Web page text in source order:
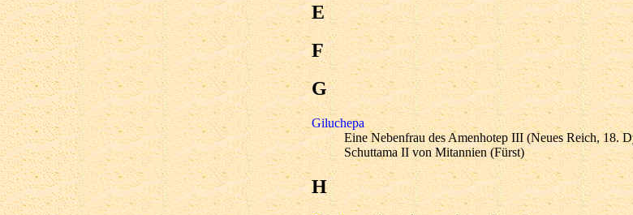
E
F
G
Giluchepa
Eine Nebenfrau des Amenhotep III (Neues Reich, 18.
Schuttama II von Mitannien (Fürst)
H